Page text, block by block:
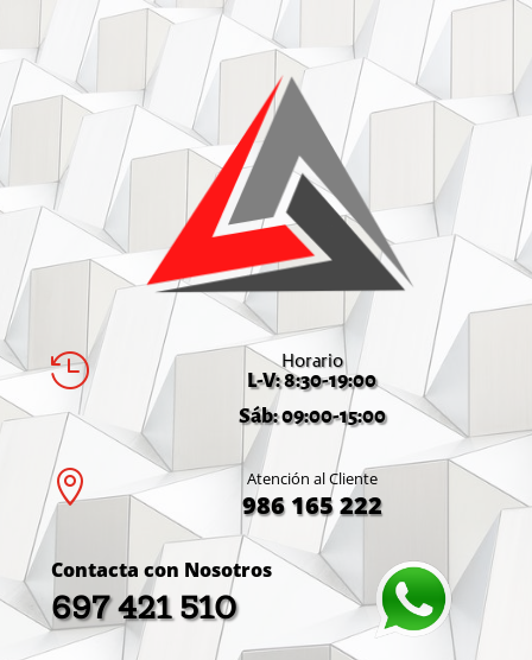
 Horario
L-V: 8:30-19:00
Sáb: 09:00-15:00
 Atención al Cliente
986 165 222
Contacta con Nosotros
697 421 510